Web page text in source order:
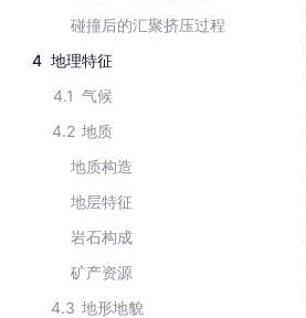
碰撞后的汇聚挤压过程
4 地理特征
4.1 气候
4.2 地质
地质构造
地层特征
岩石构成
矿产资源
4.3 地形地貌